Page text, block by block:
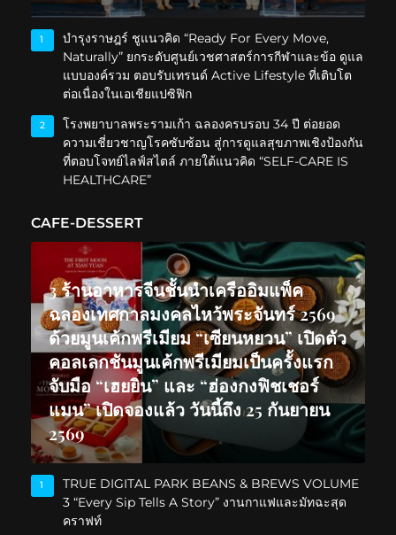
1
บำรุงราษฎร์ ชูแนวคิด “Ready For Every Move,
Naturally” ยกระดับศูนย์เวชศาสตร์การกีฬาและข้อ ดูแล
แบบองค์รวม ตอบรับเทรนด์ Active Lifestyle ที่เติบโต
ต่อเนื่องในเอเชียแปซิฟิก
2
โรงพยาบาลพระรามเก้า ฉลองครบรอบ 34 ปี ต่อยอด
ความเชี่ยวชาญโรคซับซ้อน สู่การดูแลสุขภาพเชิงป้องกัน
ที่ตอบโจทย์ไลฟ์สไตล์ ภายใต้แนวคิด “SELF-CARE IS
HEALTHCARE”
CAFE-DESSERT
3 ร้านอาหารจีนชั้นนำเครืออิมแพ็ค
ฉลองเทศกาลมงคลไหว้พระจันทร์ 2569
ด้วยมูนเค้กพรีเมียม “เซียนหยวน” เปิดตัว
คอลเลกชันมูนเค้กพรีเมียมเป็นครั้งแรก
จับมือ “เฮยยิน” และ “ฮ่องกงฟิชเชอร์
แมน” เปิดจองแล้ว วันนี้ถึง 25 กันยายน
2569
1
TRUE DIGITAL PARK BEANS & BREWS VOLUME
3 “Every Sip Tells A Story” งานกาแฟและมัทฉะสุด
คราฟท์